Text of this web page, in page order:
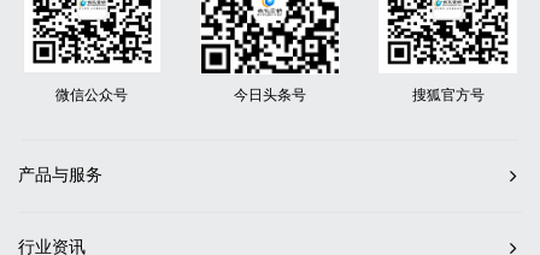
微信公众号 今日头条号 搜狐官方号
产品与服务
行业资讯